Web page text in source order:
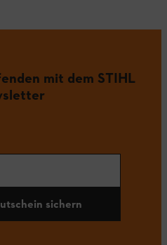
mit dem STIHL
sichern